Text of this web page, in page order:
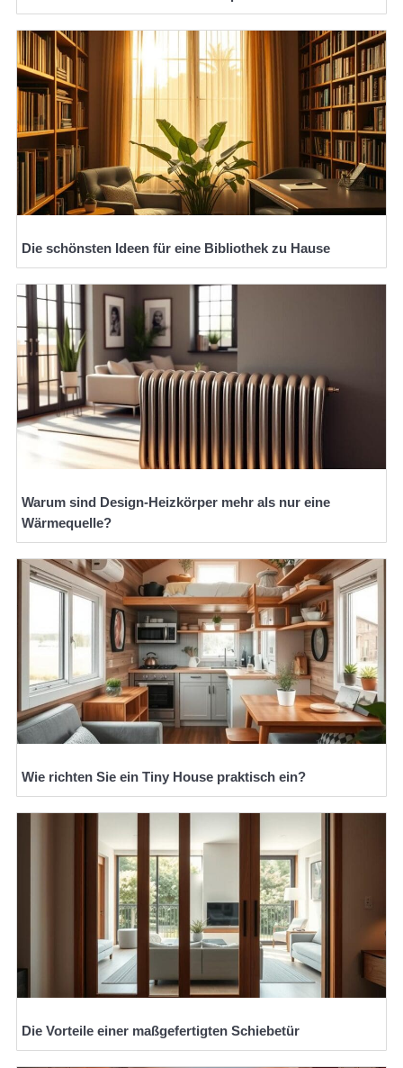
Die schönsten Ideen für eine Bibliothek zu Hause
Warum sind Design-Heizkörper mehr als nur eine
Wärmequelle?
Wie richten Sie ein Tiny House praktisch ein?
Die Vorteile einer maßgefertigten Schiebetür